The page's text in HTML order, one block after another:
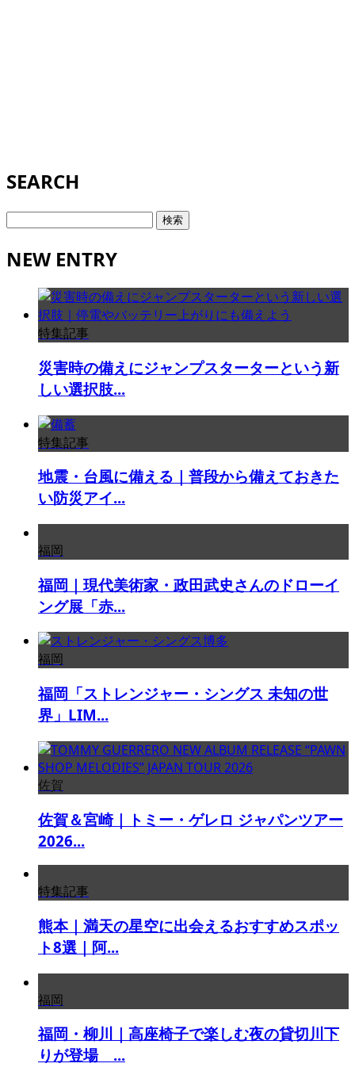
SEARCH
検
NEW ENTRY
特集記事
災害時の備えにジャンプスターターという新
しい選択肢...
特集記事
地震・台風に備える｜普段から備えておきた
い防災アイ...
福岡
福岡｜現代美術家・政田武史さんのドローイ
ング展「赤...
福岡
福岡「ストレンジャー・シングス 未知の世
界」LIM...
佐賀
佐賀＆宮崎｜トミー・ゲレロ ジャパンツアー
2026...
特集記事
熊本｜満天の星空に出会えるおすすめスポッ
ト8選｜阿...
福岡
福岡・柳川｜高座椅子で楽しむ夜の貸切川下
りが登場 ...